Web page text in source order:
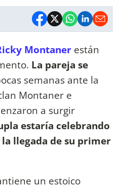
Montaner están
La pareja se
semanas ante la
Montaner e
a surgir
estaría celebrando
llegada de su primer
un estoico